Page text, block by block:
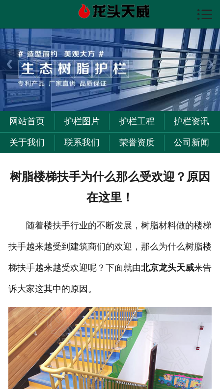

护栏图片
护栏资讯
护栏工程
关于我们
联系我们

网站首页 护栏图片 护栏工程 护栏资讯
关于我们 联系我们 荣誉资质 公司新闻
树脂楼梯扶手为什么那么受欢迎？原因
在这里！
随着楼扶手行业的不断发展，树脂材料做的楼梯
扶手越来越受到建筑商们的欢迎，那么为什么树脂楼
梯扶手越来越受欢迎呢？下面就由北京龙头天威来告
诉大家这其中的原因。